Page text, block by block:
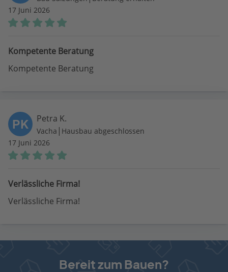
17 Juni 2026
Kompetente Beratung
Kompetente Beratung
PK Petra K.
Vacha | Hausbau abgeschlossen
17 Juni 2026
Verlässliche Firma!
Verlässliche Firma!
Bereit zum Bauen?